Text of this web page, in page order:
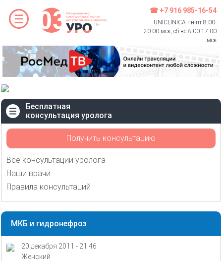
☎ +7 916 985-16-54
UNICLINICA пн-пт 8:00-
20:00 мск, сб-вс 8:00-17:00
мск
Бесплатная
консультация уролога
Получить консультацию
Все консультации уролога
Наши врачи
Правила консультаций
МКБ и гидронефроз
20 декабря 2011 - 21:46
Женский